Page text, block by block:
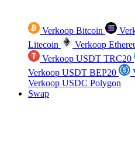
Verkoop Bitcoin
Litecoin
Verkoop
Verkoop USDT TRC20
Verkoop USDT BEP20
Verkoop USDC Polygon
Swap